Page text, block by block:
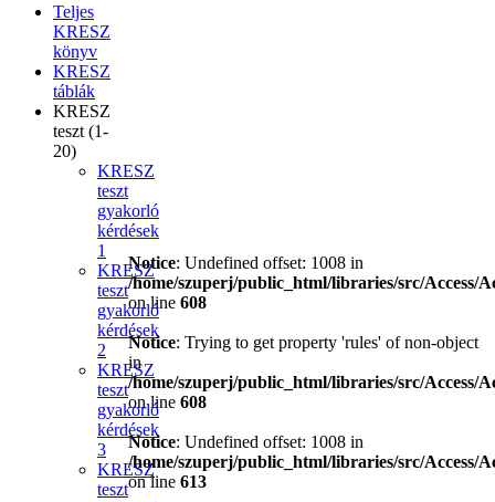
Notice: Undefined offset: 1008 in
/home/szuperj/public_html/libraries/src/Access/
on line 608
Notice: Trying to get property 'rules' of non-object
in
/home/szuperj/public_html/libraries/src/Access/
on line 608
Notice: Undefined offset: 1008 in
/home/szuperj/public_html/libraries/src/Access/
on line 613
Teljes
KRESZ
könyv
KRESZ
táblák
KRESZ
teszt (1-
20)
KRESZ
teszt
gyakorló
kérdések
1
KRESZ
teszt
gyakorló
kérdések
2
KRESZ
teszt
gyakorló
kérdések
3
KRESZ
teszt